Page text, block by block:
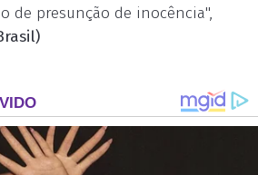
de presunção de inocência",